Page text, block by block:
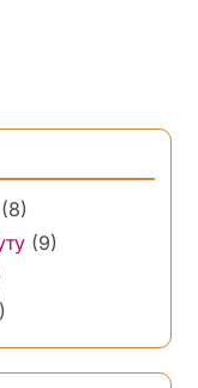
(8)
(9)